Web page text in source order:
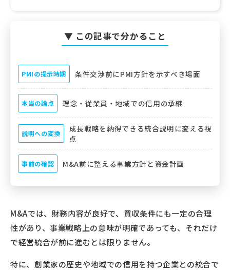
▼ この記事で分かること
PMIの提示時期 条件交渉前にPMI方針を示すべき場面
本当の論点 理念・従業員・地域での信用の承継
説明への変換
成長戦略を納得できる統合説明に変える視
点
事前の確認 M&A前に整える事業方針と資金計画
M&Aでは、財務内容が良好で、買収条件にも一定の合理
性があり、事業戦略上の意味が明確であっても、それだけ
で経営統合が前に進むとは限りません。
特に、創業家の歴史や地域での信用を持つ企業との統合で